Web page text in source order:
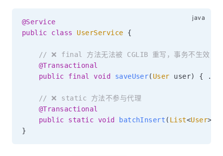
@Service
public
class UserService {
// ❌ final 方法无法被 CGLIB 重写，事务不生效
@Transactional
public
final void saveUser( User user) { .
// ❌ static 方法不参与代理
@Transactional
public
static void batchInsert ( List<User>
}